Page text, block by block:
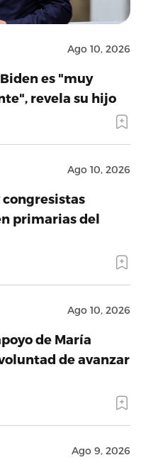
Ago 10, 2026
es "muy
revela su hijo
Ago 10, 2026
congresistas
primarias del
Ago 10, 2026
de María
de avanzar
Ago 9, 2026